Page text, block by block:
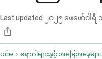
Last updated ၂၀၂၅ ဖေဖော်ဝါရီ
ပင်မ ရောဂါများနှင့် အခြေအနေများ